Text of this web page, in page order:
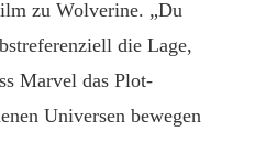
zu Wolverine. „Du
die Lage,
Marvel das Plot-
Universen bewegen